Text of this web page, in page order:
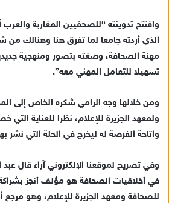
ر
و
وافتتح تدوينته “للصحفيين المغاربة
الذي أردته جامعا لما تفرق هنا وهنالك من
مهنة الصحافة، وصغته بتصور ومنهجية
تسهيلا للتعامل المهني معه”.
ومن خلالها وجه الرامي شكره الخاص إلى
ولمعهد الجزيرة للإعلام، نظرا للعناية التي
وإتاحة الفرصة له ليخرج في الحلة التي نشر
وفي تصريح لموقعنا الإلكتروني آراء قال
في أخلاقيات الصحافة هو مؤلف أنجز
للصحافة ومعهد الجزيرة للإعلام، وهو